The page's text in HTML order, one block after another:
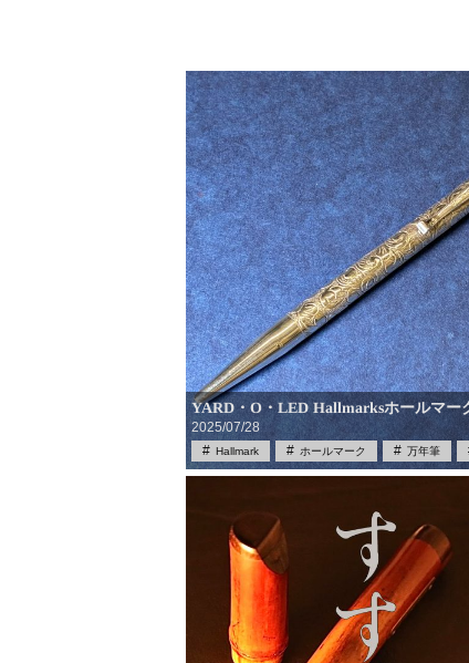
YARD・O・LED Hallmarksホールマー
2025/07/28
Hallmark ホールマーク 万年筆
筆記具 筆記具買取 限定品